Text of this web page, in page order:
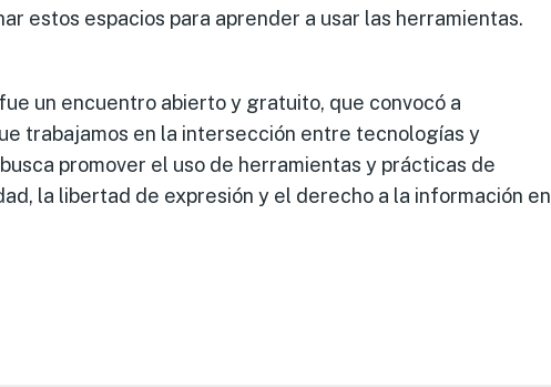
estos espacios para aprender a usar las herramientas.
un encuentro abierto y gratuito, que convocó a
trabajamos en la intersección entre tecnologías y
promover el uso de herramientas y prácticas de
la libertad de expresión y el derecho a la información en